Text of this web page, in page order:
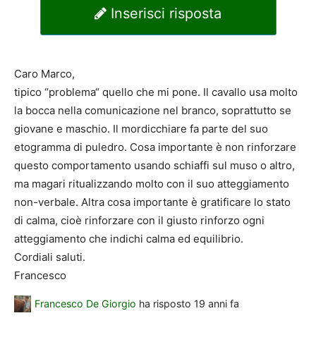
Inserisci risposta
Caro Marco,
tipico “problema“ quello che mi pone. Il cavallo usa molto
la bocca nella comunicazione nel branco, soprattutto se
giovane e maschio. Il mordicchiare fa parte del suo
etogramma di puledro. Cosa importante è non rinforzare
questo comportamento usando schiaffi sul muso o altro,
ma magari ritualizzando molto con il suo atteggiamento
non-verbale. Altra cosa importante è gratificare lo stato
di calma, cioè rinforzare con il giusto rinforzo ogni
atteggiamento che indichi calma ed equilibrio.
Cordiali saluti.
Francesco
Francesco De Giorgio ha risposto 19 anni fa